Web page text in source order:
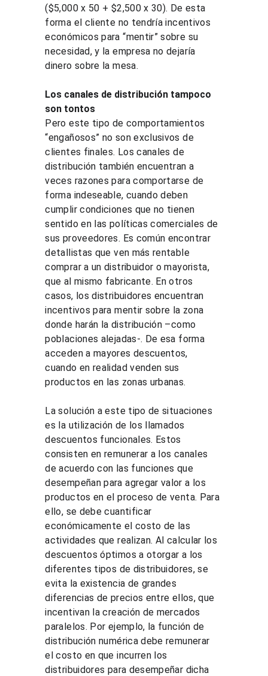
($5,000 x 50 + $2,500 x 30). De esta
forma el cliente no tendría incentivos
económicos para “mentir” sobre su
necesidad, y la empresa no dejaría
dinero sobre la mesa.
Los canales de distribución tampoco
son tontos
Pero este tipo de comportamientos
“engañosos” no son exclusivos de
clientes finales. Los canales de
distribución también encuentran a
veces razones para comportarse de
forma indeseable, cuando deben
cumplir condiciones que no tienen
sentido en las políticas comerciales de
sus proveedores. Es común encontrar
detallistas que ven más rentable
comprar a un distribuidor o mayorista,
que al mismo fabricante. En otros
casos, los distribuidores encuentran
incentivos para mentir sobre la zona
donde harán la distribución –como
poblaciones alejadas-. De esa forma
acceden a mayores descuentos,
cuando en realidad venden sus
productos en las zonas urbanas.
La solución a este tipo de situaciones
es la utilización de los llamados
descuentos funcionales. Estos
consisten en remunerar a los canales
de acuerdo con las funciones que
desempeñan para agregar valor a los
productos en el proceso de venta. Para
ello, se debe cuantificar
económicamente el costo de las
actividades que realizan. Al calcular los
descuentos óptimos a otorgar a los
diferentes tipos de distribuidores, se
evita la existencia de grandes
diferencias de precios entre ellos, que
incentivan la creación de mercados
paralelos. Por ejemplo, la función de
distribución numérica debe remunerar
el costo en que incurren los
distribuidores para desempeñar dicha